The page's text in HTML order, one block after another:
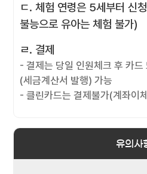
ㄷ. 체험 연령은 5세부터 신
불능으로 유아는 체험 불가)
ㄹ. 결제
- 결제는 당일 인원체크 후 카드
(세금계산서 발행) 가능
- 클린카드는 결제불가(계좌이
유의사